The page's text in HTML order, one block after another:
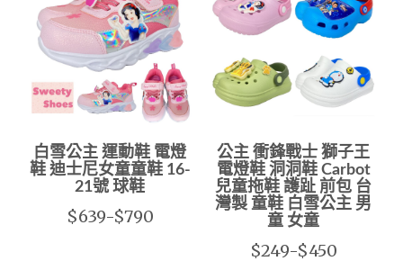
白雪公主 運動鞋 電燈
鞋 迪士尼女童童鞋 16-
21號 球鞋
$639-$790
公主 衝鋒戰士 獅子王
電燈鞋 洞洞鞋 Carbot
兒童拖鞋 護趾 前包 台
灣製 童鞋 白雪公主 男
童 女童
$249-$450